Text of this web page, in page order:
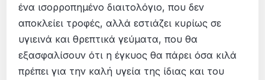
ένα ισορροπημένο διαιτολόγιο, που δεν
αποκλείει τροφές, αλλά εστιάζει κυρίως σε
υγιεινά και θρεπτικά γεύματα, που θα
εξασφαλίσουν ότι η έγκυος θα πάρει όσα κιλά
πρέπει για την καλή υγεία της ίδιας και του